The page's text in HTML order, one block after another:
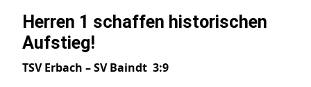
Herren 1 schaffen historischen
Aufstieg!
TSV Erbach – SV Baindt 3:9